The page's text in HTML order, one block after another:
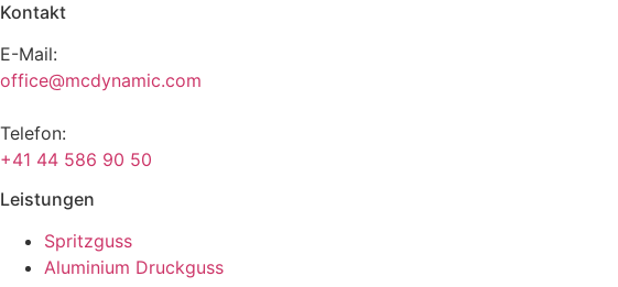
Kontakt
E-Mail:
office@mcdynamic.com
Telefon:
+41 44 586 90 50
Leistungen
Spritzguss
Aluminium Druckguss